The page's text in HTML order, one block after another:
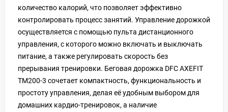
количество калорий, что позволяет эффективно
контролировать процесс занятий. Управление дорожкой
осуществляется с помощью пульта дистанционного
управления, с которого можно включать и выключать
питание, а также регулировать скорость без
прерывания тренировки. Беговая дорожка DFC AXEFIT
TM200-3 сочетает компактность, функциональность и
простоту управления, делая её удобным выбором для
домашних кардио-тренировок, а наличие